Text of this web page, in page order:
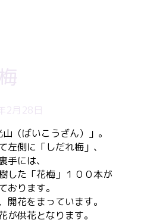
梅
2月28日
（ばいこうざん）」。
左側に「しだれ梅」、
手には、
した「花梅」１００本が
おります。
開花をまっています。
が供花となります。